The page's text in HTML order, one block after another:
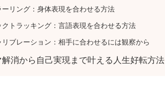
ーリング：身体表現を合わせる方法
クトラッキング：言語表現を合わせる方法
リブレーション：相手に合わせるには観察から
解消から自己実現まで叶える人生好転方法